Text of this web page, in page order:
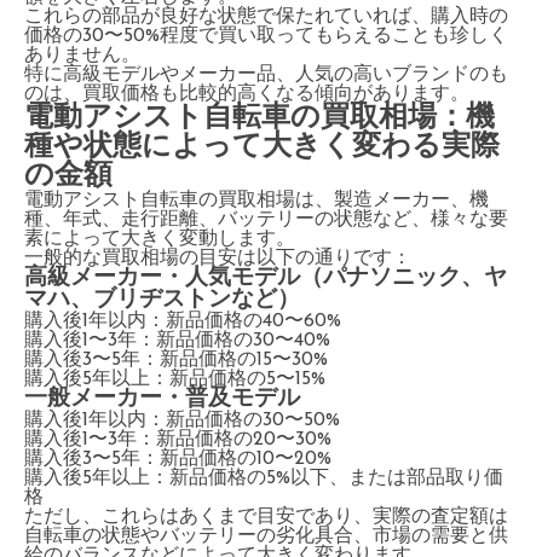
これらの部品が良好な状態で保たれていれば、購入時の
価格の30〜50%程度で買い取ってもらえることも珍しく
ありません。
特に高級モデルやメーカー品、人気の高いブランドのも
のは、買取価格も比較的高くなる傾向があります。
電動アシスト自転車の買取相場：機
種や状態によって大きく変わる実際
の金額
電動アシスト自転車の買取相場は、製造メーカー、機
種、年式、走行距離、バッテリーの状態など、様々な要
素によって大きく変動します。
一般的な買取相場の目安は以下の通りです：
高級メーカー・人気モデル（パナソニック、ヤ
マハ、ブリヂストンなど）
購入後1年以内：新品価格の40〜60%
購入後1〜3年：新品価格の30〜40%
購入後3〜5年：新品価格の15〜30%
購入後5年以上：新品価格の5〜15%
一般メーカー・普及モデル
購入後1年以内：新品価格の30〜50%
購入後1〜3年：新品価格の20〜30%
購入後3〜5年：新品価格の10〜20%
購入後5年以上：新品価格の5%以下、または部品取り価
格
ただし、これらはあくまで目安であり、実際の査定額は
自転車の状態やバッテリーの劣化具合、市場の需要と供